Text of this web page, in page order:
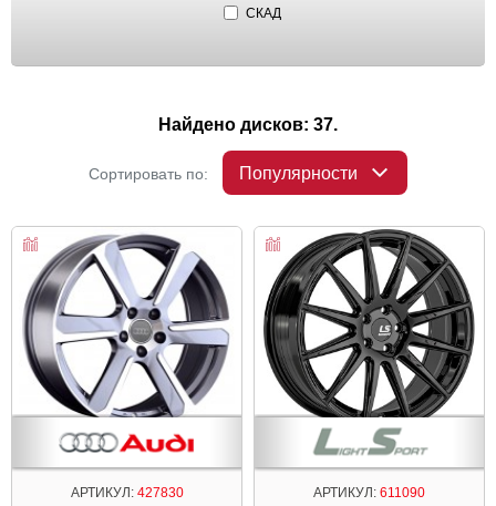
СКАД
Найдено дисков: 37.
Сортировать по: Популярности
АРТИКУЛ:427830 АРТИКУЛ: 611090